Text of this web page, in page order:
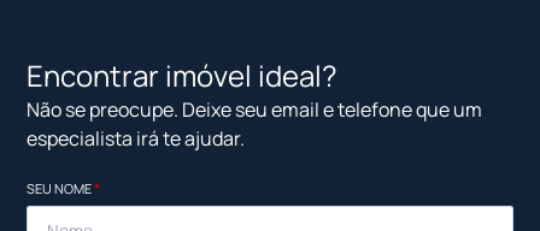
Encontrar imóvel ideal?
Não se preocupe. Deixe seu email e telefone que um
especialista irá te ajudar.
SEU NOME*